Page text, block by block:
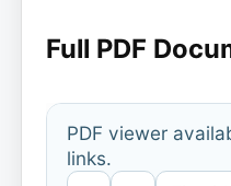
Full PDF
PDF viewer
links.